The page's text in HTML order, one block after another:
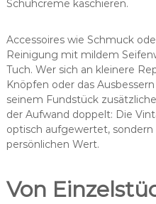
Schuhcreme kaschieren.
Accessoires wie Schmuck
Reinigung mit mildem
Tuch. Wer sich an kleinere
Knöpfen oder das
seinem Fundstück
der Aufwand doppelt: Die
optisch aufgewertet,
persönlichen Wert.
Von